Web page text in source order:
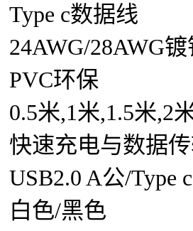
c数据线
28AWG
PVC环保
米,1米,1.5米,2
快速充电与数据
A公/Type
白色/黑色